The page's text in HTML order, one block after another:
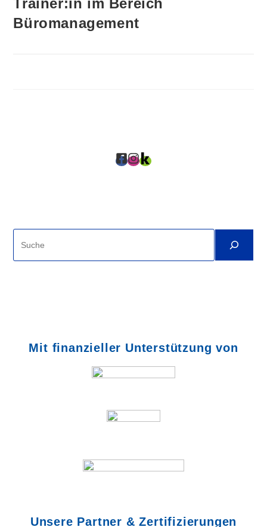
Trainer:in im Bereich
Büromanagement
Suche
Mit finanzieller Unterstützung von
Unsere Partner & Zertifizierungen